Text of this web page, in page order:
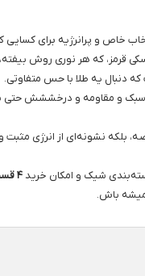
خاص و پرانرژیه برای
قرمز، که هر نوری روش
دنبال یه طلا با حس متفاوتی.
از طلای ۱۸ عیار ساخته شده، سبک
بلکه نشونه‌ای از
شیک و امکان خرید ۴ قسطی
باش.